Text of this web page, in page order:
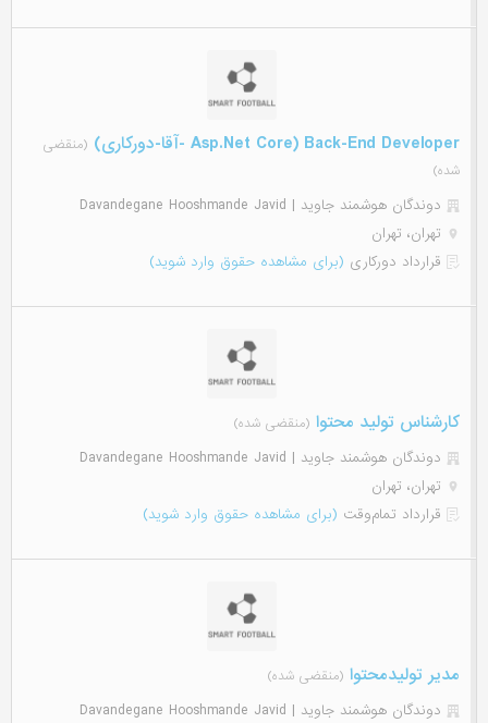
Asp.Net Core) Back-End Developer -آقا-دورکاری)
(منقضی
شده)
دوندگان هوشمند جاوید | Davandegane Hooshmande Javid
تهران، تهران
قرارداد دورکاری (برای مشاهده حقوق وارد شوید)
کارشناس تولید محتوا (منقضی شده)
دوندگان هوشمند جاوید | Davandegane Hooshmande Javid
تهران، تهران
قرارداد تمام‌وقت (برای مشاهده حقوق وارد شوید)
مدیر تولیدمحتوا (منقضی شده)
دوندگان هوشمند جاوید | Davandegane Hooshmande Javid